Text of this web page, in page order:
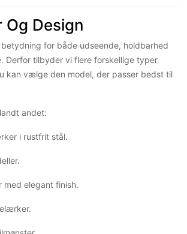
Og Design
for både udseende, holdbarhed
Derfor tilbyder vi flere forskellige typer
kan vælge den model, der passer bedst til
andet:
i rustfrit stål.
elegant finish.